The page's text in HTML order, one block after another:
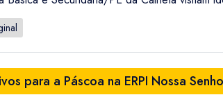
para a Páscoa na ERPI Nossa